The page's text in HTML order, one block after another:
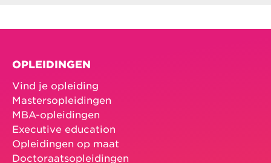
OPLEIDINGEN
Vind je opleiding
Mastersopleidingen
MBA-opleidingen
Executive education
Opleidingen op maat
Doctoraatsopleidingen